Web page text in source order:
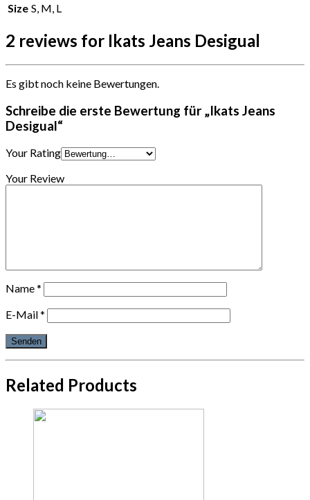
Size S, M, L
2 reviews for Ikats Jeans Desigual
Es gibt noch keine Bewertungen.
Schreibe die erste Bewertung für „Ikats Jeans
Desigual“
Your Rating
Your Review
Name*
E-Mail*
Related Products